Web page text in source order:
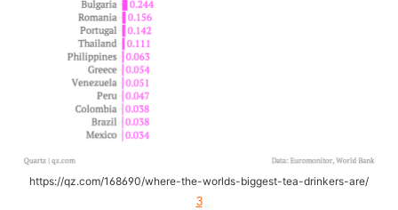
https://qz.com/168690/where-the-worlds-biggest-tea-drinkers-are/
3